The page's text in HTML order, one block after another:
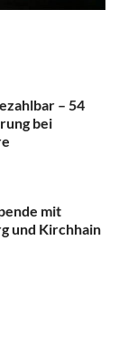
– 54
bei
mit
und Kirchhain